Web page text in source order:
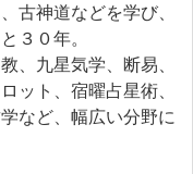
古神道などを学び、
３０年。
、九星気学、断易、
ット、宿曜占星術、
など、幅広い分野に